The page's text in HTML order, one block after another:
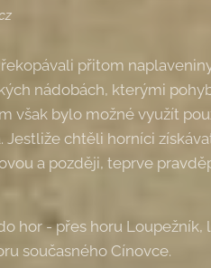
přitom
nádobách, kterými
však bylo možné využít
chtěli horníci
a později, teprve
hor - přes horu Loupežník,
současného Cínovce.